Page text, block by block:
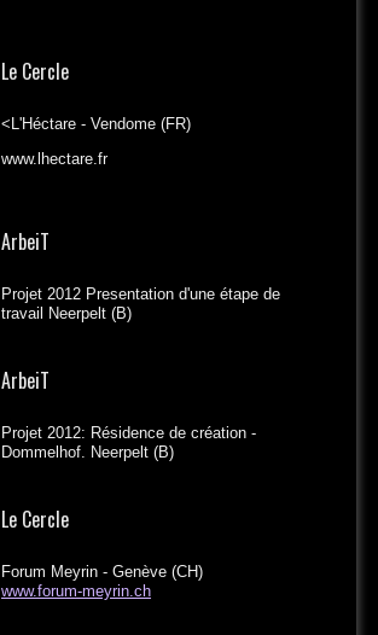
Le Cercle
<L'Héctare - Vendome (FR)
www.lhectare.fr
ArbeiT
Projet 2012 Presentation d'une étape de
travail Neerpelt (B)
ArbeiT
Projet 2012: Résidence de création -
Dommelhof. Neerpelt (B)
Le Cercle
Forum Meyrin - Genève (CH)
www.forum-meyrin.ch